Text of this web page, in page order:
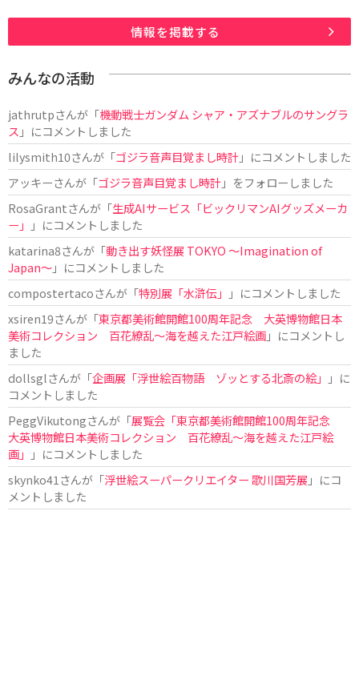
情報を掲載する
みんなの活動
jathrutpさんが「機動戦士ガンダム シャア・アズナブルのサングラ
ス 」にコメントしました
lilysmith10さんが「ゴジラ音声目覚まし時計」にコメントしました
アッキーさんが「ゴジラ音声目覚まし時計」をフォローしました
RosaGrantさんが「生成AIサービス「ビックリマンAIグッズメーカ
ー」
」にコメントしました
katarina8さんが「動き出す妖怪展 TOKYO 〜Imagination of
Japan〜」にコメントしました
compostertacoさんが「特別展「水滸伝」
」にコメントしました
xsiren19さんが「東京都美術館開館100周年記念 大英博物館日本
美術コレクション 百花繚乱～海を越えた江戸絵画」にコメントし
ました
dollsglさんが「企画展「浮世絵百物語 ゾッとする北斎の絵」
」に
コメントしました
PeggVikutongさんが「展覧会「東京都美術館開館100周年記念
大英博物館日本美術コレクション 百花繚乱〜海を越えた江戸絵
画」
」にコメントしました
skynko41 さんが「浮世絵スーパークリエイター 歌川国芳展 」にコ
メントしました